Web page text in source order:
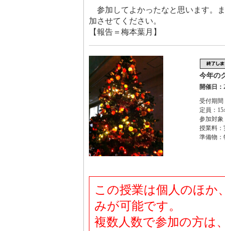
参加してよかったなと思います。
加させてください。
【報告＝梅本葉月】
今年の
開催日：
受付期
定員：15
参加対象
授業料：
準備物：
この授業は個人のほか
みが可能です。
複数人数で参加の方は